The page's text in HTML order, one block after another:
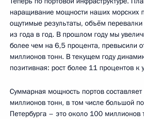
наращивание мощности наших морских
ощутимые результаты, объём перевалки
из года в год. В прошлом году мы
более чем на 6,5 процента, превысили
миллионов тонн. В текущем году
позитивная: рост более 11 процентов
Суммарная мощность портов
миллионов тонн, в том числе большой
Петербурга – это около 100 миллионов